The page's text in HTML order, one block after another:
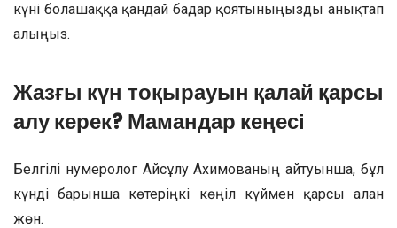
күні болашаққа қандай бағдар қоятыныңызды анықтап
алыңыз.
Жазғы күн тоқырауын қалай қарсы
алу керек? Мамандар кеңесі
Белгілі нумеролог Айсұлу Ахимованың айтуынша, бұл
күнді барынша көтеріңкі көңіл күймен қарсы алған
жөн.